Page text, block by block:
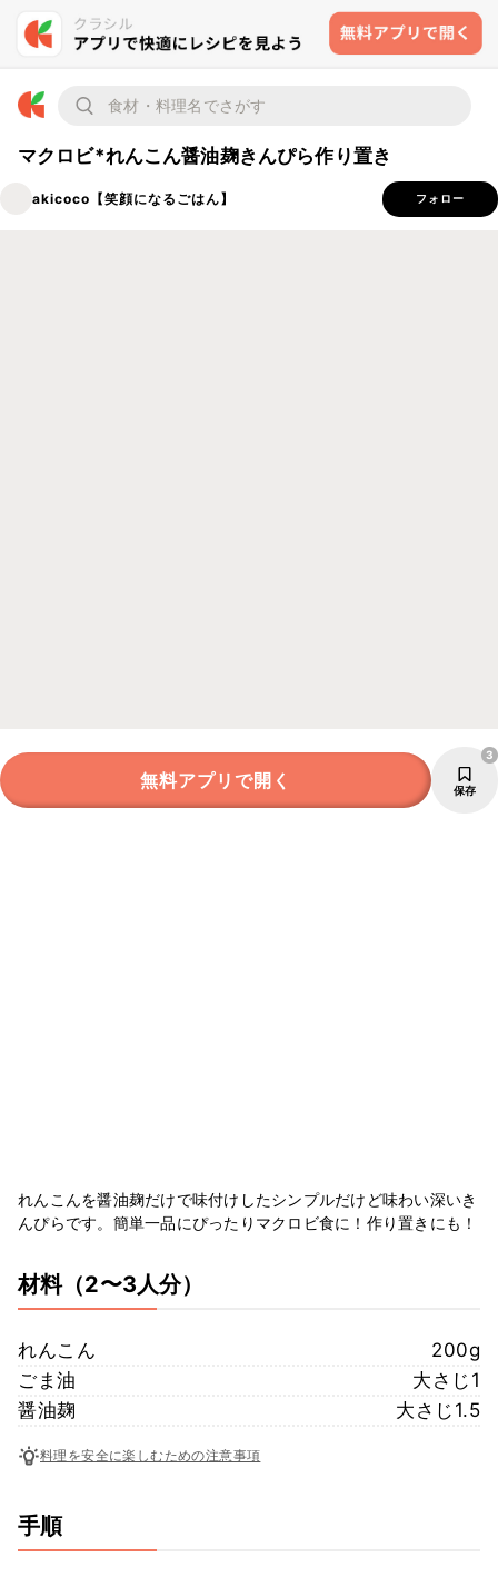
マクロビ*れんこん醤油麹きんぴら作り置き
akicoco【笑顔になるごはん】 フォロー
無料アプリで開く 保存
3
れんこんを醤油麹だけで味付けしたシンプルだけど味わい深いき
んぴらです。簡単一品にぴったりマクロビ食に！作り置きにも！
材料（2〜3人分）
れんこん
200g
ごま油
大さじ1
醤油麹
大さじ1.5
料理を安全に楽しむための注意事項
手順